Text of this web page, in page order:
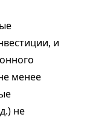
и
менее
не